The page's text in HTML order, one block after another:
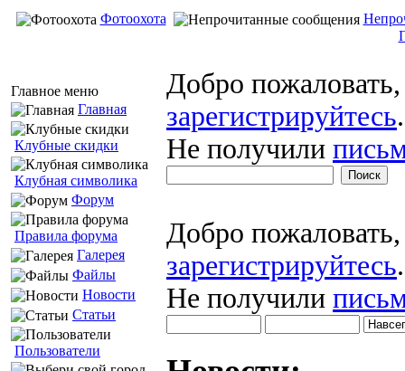
Фотоохота
Главное меню
Главная
Клубные скидки
Клубная символика
Форум
Правила форума
Галерея
Файлы
Новости
Статьи
Пользователи
Добро
зарегистрируйтесь.
Не получили
Добро
зарегистрируйтесь.
Не получили